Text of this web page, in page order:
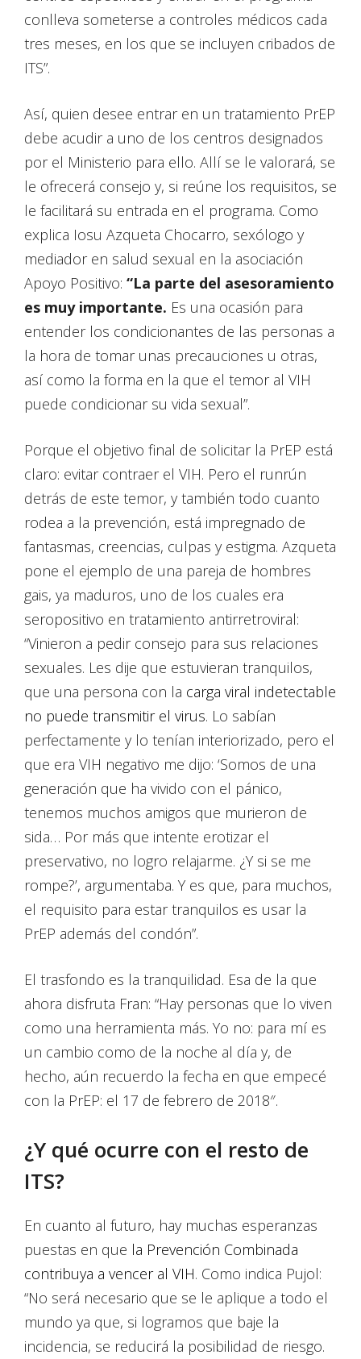
conlleva someterse a controles médicos cada
tres meses, en los que se incluyen cribados de
ITS”.
Así, quien desee entrar en un tratamiento PrEP
debe acudir a uno de los centros designados
por el Ministerio para ello. Allí se le valorará, se
le ofrecerá consejo y, si reúne los requisitos, se
le facilitará su entrada en el programa. Como
explica Iosu Azqueta Chocarro, sexólogo y
mediador en salud sexual en la asociación
Apoyo Positivo: “La parte del asesoramiento
es muy importante. Es una ocasión para
entender los condicionantes de las personas a
la hora de tomar unas precauciones u otras,
así como la forma en la que el temor al VIH
puede condicionar su vida sexual”.
Porque el objetivo final de solicitar la PrEP está
claro: evitar contraer el VIH. Pero el runrún
detrás de este temor, y también todo cuanto
rodea a la prevención, está impregnado de
fantasmas, creencias, culpas y estigma. Azqueta
pone el ejemplo de una pareja de hombres
gais, ya maduros, uno de los cuales era
seropositivo en tratamiento antirretroviral:
“Vinieron a pedir consejo para sus relaciones
sexuales. Les dije que estuvieran tranquilos,
que una persona con la carga viral indetectable
no puede transmitir el virus. Lo sabían
perfectamente y lo tenían interiorizado, pero el
que era VIH negativo me dijo: ‘Somos de una
generación que ha vivido con el pánico,
tenemos muchos amigos que murieron de
sida… Por más que intente erotizar el
preservativo, no logro relajarme. ¿Y si se me
rompe?’, argumentaba. Y es que, para muchos,
el requisito para estar tranquilos es usar la
PrEP además del condón”.
El trasfondo es la tranquilidad. Esa de la que
ahora disfruta Fran: “Hay personas que lo viven
como una herramienta más. Yo no: para mí es
un cambio como de la noche al día y, de
hecho, aún recuerdo la fecha en que empecé
con la PrEP: el 17 de febrero de 2018″.
¿Y qué ocurre con el resto de
ITS?
En cuanto al futuro, hay muchas esperanzas
puestas en que la Prevención Combinada
contribuya a vencer al VIH. Como indica Pujol:
“No será necesario que se le aplique a todo el
mundo ya que, si logramos que baje la
incidencia, se reducirá la posibilidad de riesgo.